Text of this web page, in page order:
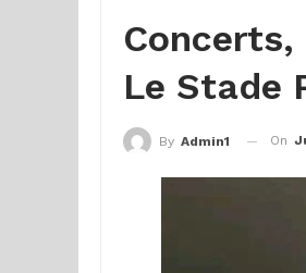
Le Stade
By Admin1 On